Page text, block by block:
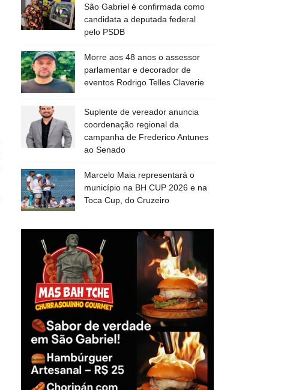
São Gabriel é confirmada como
candidata a deputada federal
pelo PSDB
Morre aos 48 anos o assessor
parlamentar e decorador de
eventos Rodrigo Telles Claverie
Suplente de vereador anuncia
coordenação regional da
campanha de Frederico Antunes
ao Senado
Marcelo Maia representará o
município na BH CUP 2026 e na
Toca Cup, do Cruzeiro